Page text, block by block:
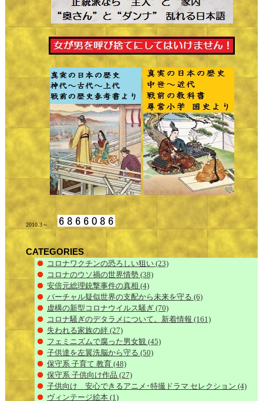
2010.3～
CATEGORIES
コロナワクチンの恐ろしい狙い (23)
コロナのウソ禍の世界情勢 (38)
安倍元総理銃撃事件の真相 (4)
バーチャル疑似世界の支配から未来を守る (6)
虚構の新型コロナウイルス騒ぎ (70)
コロナ騒ぎのデタラメについて。新着情報 (161)
失われる家族の絆 (27)
フェミニズムで腐った男女観 (45)
子供達を左翼洗脳から守る (50)
保守系 子育て 教育 (48)
保守系 子供向け作品 (27)
子供向け 安心できるアニメ･特撮ドラマ セレクション (4)
ヴィンテージ絵本 (1)